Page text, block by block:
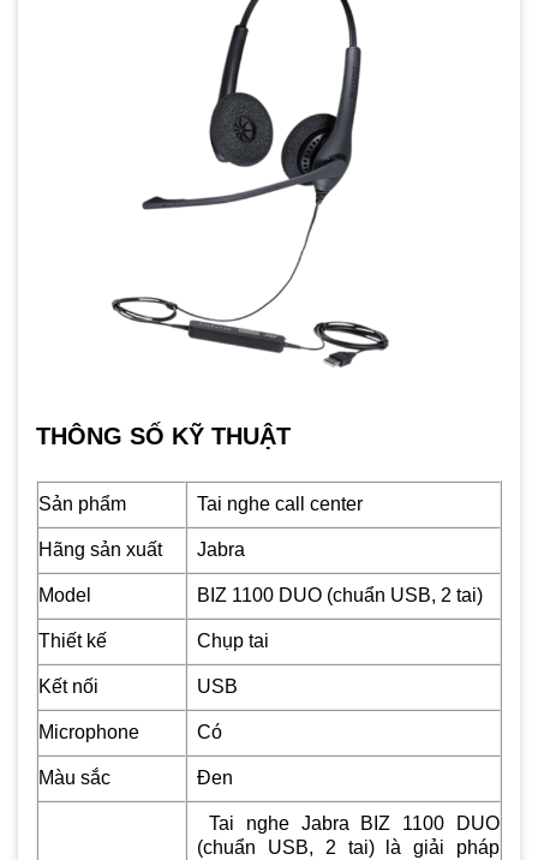
THÔNG SỐ KỸ THUẬT
Sản phẩm Tai nghe call center
Hãng sản xuất Jabra
Model BIZ 1100 DUO (chuẩn USB, 2 tai)
Thiết kế Chụp tai
Kết nối USB
Microphone Có
Màu sắc Đen
Tai nghe Jabra BIZ 1100 DUO
(chuẩn USB, 2 tai) là giải pháp